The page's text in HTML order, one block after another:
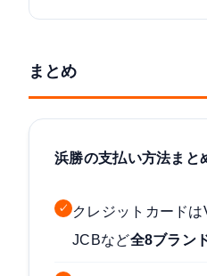
まとめ
浜勝の支払い方法まと
✓
クレジットカード
JCBなど全8ブラン